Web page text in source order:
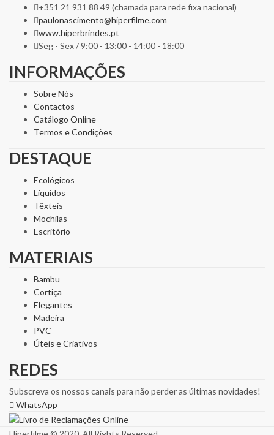
+351 21 931 88 49 (chamada para rede fixa nacional)
paulonascimento@hiperfilme.com
www.hiperbrindes.pt
Seg - Sex / 9:00 - 13:00 - 14:00 - 18:00
INFORMAÇÕES
Sobre Nós
Contactos
Catálogo Online
Termos e Condições
DESTAQUE
Ecológicos
Líquidos
Têxteis
Mochilas
Escritório
MATERIAIS
Bambu
Cortiça
Elegantes
Madeira
PVC
Úteis e Criativos
REDES
Subscreva os nossos canais para não perder as últimas novidades!
WhatsApp